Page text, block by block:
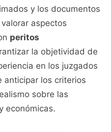
y los documentos
aspectos
peritos
la objetividad de
en los juzgados
anticipar los criterios
sobre las
económicas.